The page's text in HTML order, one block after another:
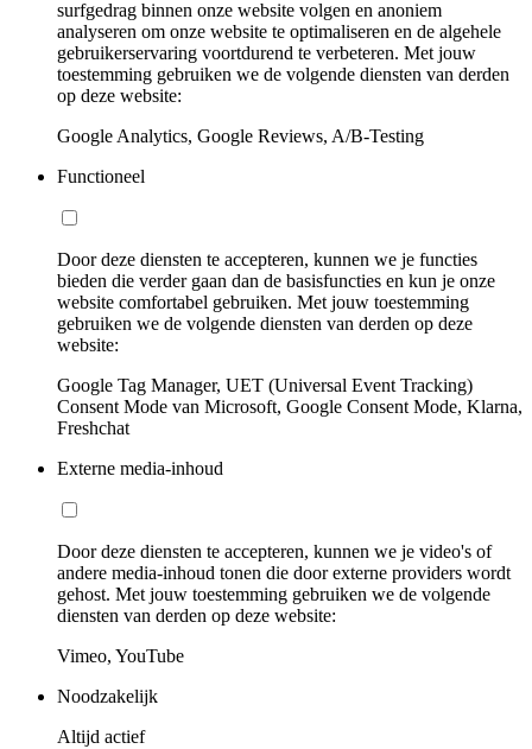
surfgedrag binnen onze website volgen en anoniem
analyseren om onze website te optimaliseren en de algehele
gebruikerservaring voortdurend te verbeteren. Met jouw
toestemming gebruiken we de volgende diensten van derden
op deze website:
Google Analytics, Google Reviews, A/B-Testing
Functioneel
Door deze diensten te accepteren, kunnen we je functies
bieden die verder gaan dan de basisfuncties en kun je onze
website comfortabel gebruiken. Met jouw toestemming
gebruiken we de volgende diensten van derden op deze
website:
Google Tag Manager, UET (Universal Event Tracking)
Consent Mode van Microsoft, Google Consent Mode, Klarna,
Freshchat
Externe media-inhoud
Door deze diensten te accepteren, kunnen we je video's of
andere media-inhoud tonen die door externe providers wordt
gehost. Met jouw toestemming gebruiken we de volgende
diensten van derden op deze website:
Vimeo, YouTube
Noodzakelijk
Altijd actief